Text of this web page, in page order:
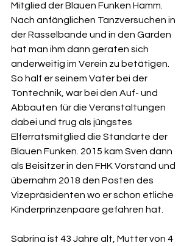
Mitglied der Blauen Funken Hamm.
Nach anfänglichen Tanzversuchen in
der Rasselbande und in den Garden
hat man ihm dann geraten sich
anderweitig im Verein zu betätigen.
So half er seinem Vater bei der
Tontechnik, war bei den Auf- und
Abbauten für die Veranstaltungen
dabei und trug als jüngstes
Elferratsmitglied die Standarte der
Blauen Funken. 2015 kam Sven dann
als Beisitzer in den FHK Vorstand und
übernahm 2018 den Posten des
Vizepräsidenten wo er schon etliche
Kinderprinzenpaare gefahren hat.
Sabrina ist 43 Jahre alt, Mutter von 4